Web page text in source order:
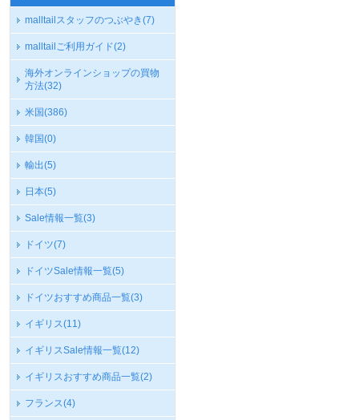
malltailスタッフのつぶやき(7)
malltailご利用ガイド(2)
海外オンラインショップの買物
方法(32)
米国(386)
韓国(0)
輸出(5)
日本(5)
Sale情報一覧(3)
ドイツ(7)
ドイツSale情報一覧(5)
ドイツおすすめ商品一覧(3)
イギリス(11)
イギリスSale情報一覧(12)
イギリスおすすめ商品一覧(2)
フランス(4)